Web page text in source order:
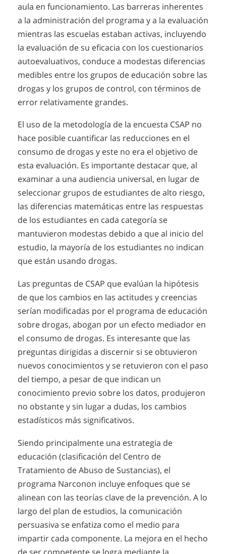
aula en funcionamiento. Las barreras inherentes
a la administración del programa y a la evaluación
mientras las escuelas estaban activas, incluyendo
la evaluación de su eficacia con los cuestionarios
autoevaluativos, conduce a modestas diferencias
medibles entre los grupos de educación sobre las
drogas y los grupos de control, con términos de
error relativamente grandes.
El uso de la metodología de la encuesta CSAP no
hace posible cuantificar las reducciones en el
consumo de drogas y este no era el objetivo de
esta evaluación. Es importante destacar que, al
examinar a una audiencia universal, en lugar de
seleccionar grupos de estudiantes de alto riesgo,
las diferencias matemáticas entre las respuestas
de los estudiantes en cada categoría se
mantuvieron modestas debido a que al inicio del
estudio, la mayoría de los estudiantes no indican
que están usando drogas.
Las preguntas de CSAP que evalúan la hipótesis
de que los cambios en las actitudes y creencias
serían modificadas por el programa de educación
sobre drogas, abogan por un efecto mediador en
el consumo de drogas. Es interesante que las
preguntas dirigidas a discernir si se obtuvieron
nuevos conocimientos y se retuvieron con el paso
del tiempo, a pesar de que indican un
conocimiento previo sobre los datos, produjeron
no obstante y sin lugar a dudas, los cambios
estadísticos más significativos.
Siendo principalmente una estrategia de
educación (clasificación del Centro de
Tratamiento de Abuso de Sustancias), el
programa Narconon incluye enfoques que se
alinean con las teorías clave de la prevención. A lo
largo del plan de estudios, la comunicación
persuasiva se enfatiza como el medio para
impartir cada componente. La mejora en el hecho
de ser competente se logra mediante la